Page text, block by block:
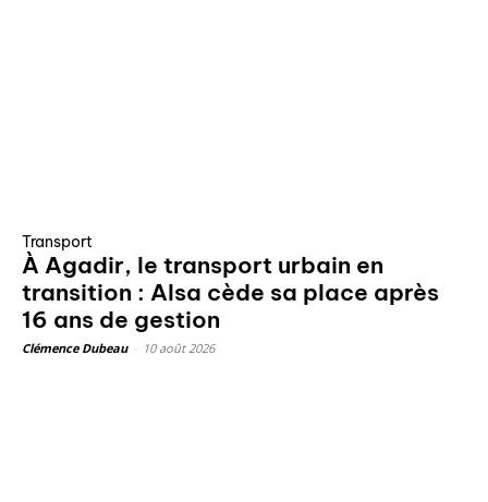
Transport
À Agadir, le transport urbain en
transition : Alsa cède sa place après
16 ans de gestion
Clémence Dubeau 10 août 2026